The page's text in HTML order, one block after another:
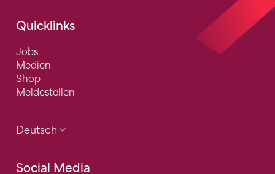
Quicklinks
Jobs
Medien
Shop
Meldestellen
Deutsch
Social Media